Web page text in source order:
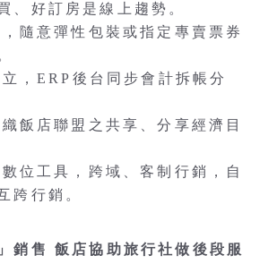
、好訂房是線上趨勢。
隨意彈性包裝或指定專賣票券
，ERP後台同步會計拆帳分
飯店聯盟之共享、分享經濟目
位工具，跨域、客制行銷，自
跨行銷。
銷售 飯店協助旅行社做後段服